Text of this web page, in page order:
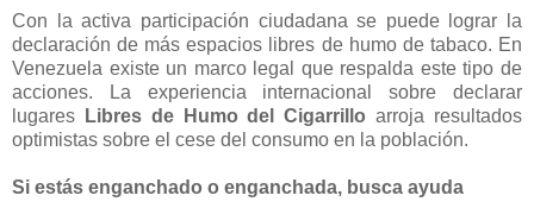
Con la activa participación ciudadana se puede lograr la
declaración de más espacios libres de humo de tabaco. En
Venezuela existe un marco legal que respalda este tipo de
acciones. La experiencia internacional sobre declarar
lugares
Libres de Humo del Cigarrillo arroja resultados
optimistas sobre el cese del consumo en la población.
Si estás enganchado o enganchada, busca ayuda